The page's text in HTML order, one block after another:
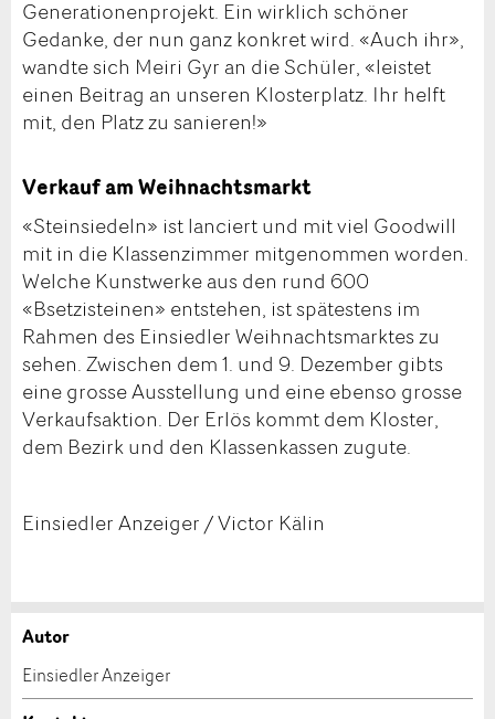
Generationenprojekt. Ein wirklich schöner
Gedanke, der nun ganz konkret wird. «Auch ihr»,
wandte sich Meiri Gyr an die Schüler, «leistet
einen Beitrag an unseren Klosterplatz. Ihr helft
mit, den Platz zu sanieren!»
Verkauf am Weihnachtsmarkt
«Steinsiedeln» ist lanciert und mit viel Goodwill
mit in die Klassenzimmer mitgenommen worden.
Welche Kunstwerke aus den rund 600
«Bsetzisteinen» entstehen, ist spätestens im
Rahmen des Einsiedler Weihnachtsmarktes zu
sehen. Zwischen dem 1. und 9. Dezember gibts
eine grosse Ausstellung und eine ebenso grosse
Verkaufsaktion. Der Erlös kommt dem Kloster,
dem Bezirk und den Klassenkassen zugute.
Einsiedler Anzeiger / Victor Kälin
Anzeige beanstanden
Anzeige weiterempfehlen
Autor
Einsiedler Anzeiger